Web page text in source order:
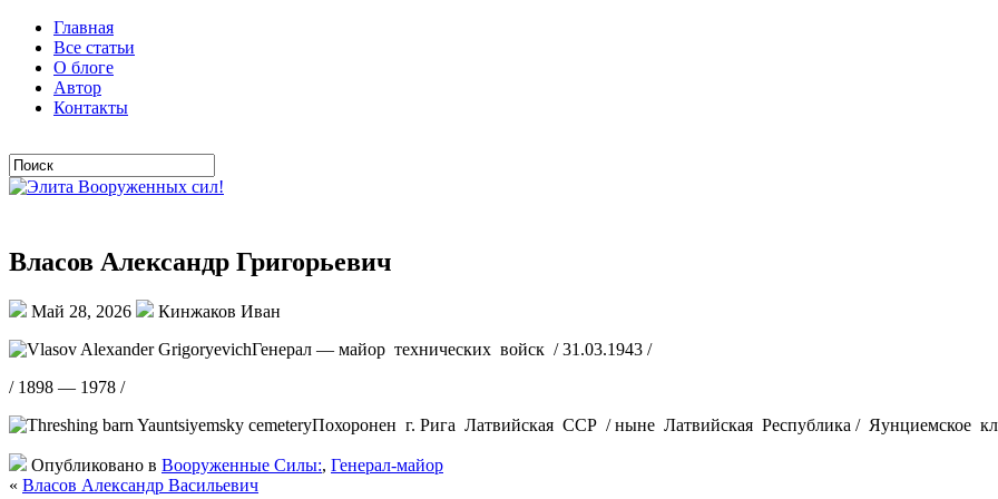
Главная
Все статьи
О блоге
Автор
Контакты
Власов Александр Григорьевич
Май 28, 2026
Кинжаков Иван
Генерал — майор технических войск / 31.03.1943 /
/ 1898 — 1978 /
Похоронен г. Рига Латвийская ССР / ныне Латвийская Республика / Яунциемское
Опубликовано в Вооруженные Силы:, Генерал-майор
« Власов Александр Васильевич